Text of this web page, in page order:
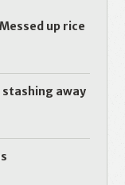
售、或
公司。
告及網
、聯絡你
料亦只會
途為法例
先同
。如果
up rice
stashing away